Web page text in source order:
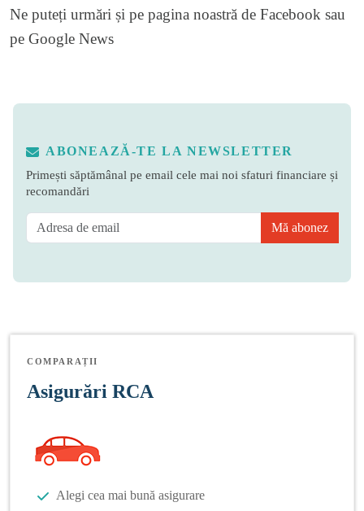
Ne puteți urmări și pe pagina noastră de Facebook sau
pe Google News
ABONEAZĂ-TE LA NEWSLETTER
Primești săptămânal pe email cele mai noi sfaturi financiare și
recomandări
Mă abonez
COMPARAȚII
Asigurări RCA
Alegi cea mai bună asigurare